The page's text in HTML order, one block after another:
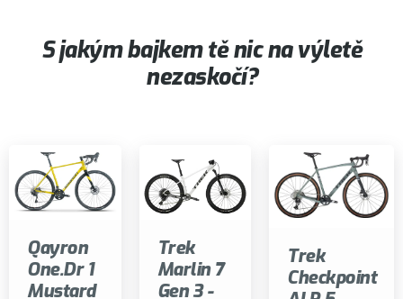
S jakým bajkem tě nic na výletě
nezaskočí?
Qayron
One.Dr 1
Mustard
Trek
Marlin 7
Gen 3 -
Trek
Checkpoint